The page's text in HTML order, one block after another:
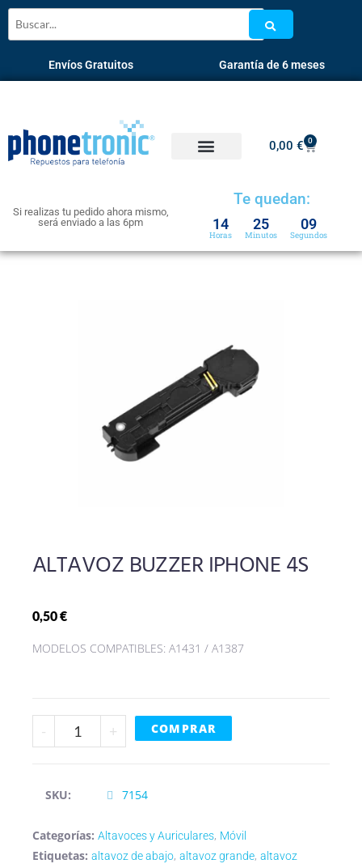
Envíos Gratuitos Garantía de 6 meses
0,00€ 0
Si realizas tu pedido ahora mismo,
será enviado a las 6pm
Te quedan:
14
Horas
25
Minutos
08
Segundos
ALTAVOZ BUZZER IPHONE 4S
0,50€
MODELOS COMPATIBLES: A1431 / A1387
- + COMPRAR
SKU: 7154
Categorías: Altavoces y Auriculares, Móvil
Etiquetas: altavoz de abajo, altavoz grande, altavoz